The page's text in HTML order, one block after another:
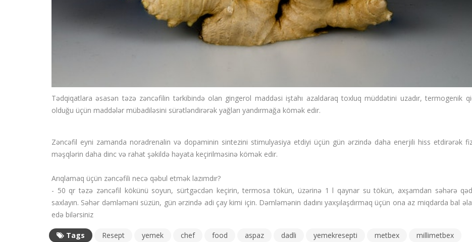
Tədqiqatlara əsasən təzə zəncəfilin tərkibində olan gingerol maddəsi iştahı azaldaraq toxluq müddətini uzadır, termogenik
olduğu üçün maddələr mübadiləsini sürətləndirərək yağları yandırmağa kömək edir.
Zəncəfil eyni zamanda noradrenalin və dopaminin sintezini stimulyasiya etdiyi üçün gün ərzində daha enerjili hiss etdirərək
məşqlərin daha dinc və rahat şəkildə həyata keçirilməsinə kömək edir.
Arıqlamaq üçün zəncəfili necə qəbul etmək lazımdır?
- 50 qr təzə zəncəfil kökünü soyun, sürtgəcdən keçirin, termosa tökün, üzərinə 1 l qaynar su tökün, axşamdan səhərə
saxlayın. Səhər dəmləməni süzün, gün ərzində adi çay kimi için. Dəmləmənin dadını yaxşılaşdırmaq üçün ona az miqdarda bal
edə bilərsiniz
Tags Resept yemek chef food aspaz dadli yemekresepti metbex
millimetbex